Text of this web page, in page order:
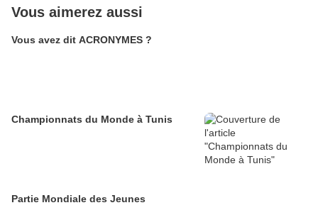
Vous aimerez aussi
Vous avez dit ACRONYMES ?
Championnats du Monde à Tunis
Partie Mondiale des Jeunes